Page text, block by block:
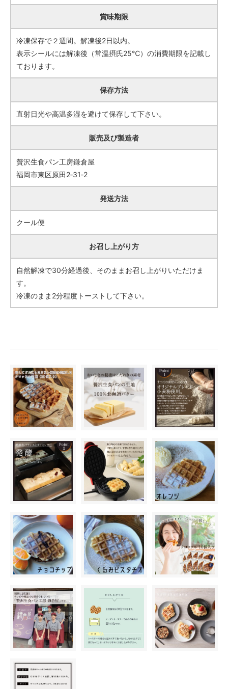
賞味期限
冷凍保存で２週間。解凍後2日以内。
表示シールには解凍後（常温摂氏25℃）の消費期限を記載し
ております。
保存方法
直射日光や高温多湿を避けて保存して下さい。
販売及び製造者
贅沢生食パン工房鎌倉屋
福岡市東区原田2‐31‐2
発送方法
クール便
お召し上がり方
自然解凍で30分経過後、そのままお召し上がりいただけま
す。
冷凍のまま2分程度トーストして下さい。